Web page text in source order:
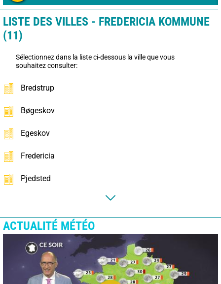
LISTE DES VILLES - FREDERICIA KOMMUNE
(11)
Sélectionnez dans la liste ci-dessous la ville que vous
souhaitez consulter:
Bredstrup
Bøgeskov
Egeskov
Fredericia
Pjedsted
ACTUALITÉ MÉTÉO